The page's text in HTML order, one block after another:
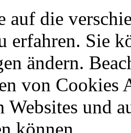
auf die
erfahren. Sie
ändern.
von Cookies
Websites und